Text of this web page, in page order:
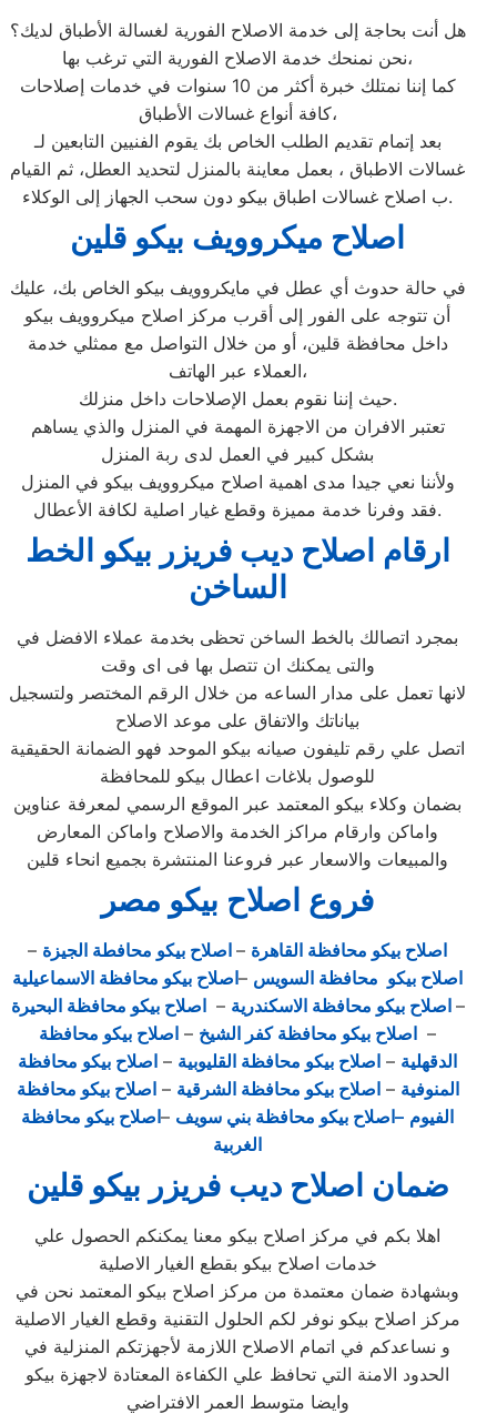
هل أنت بحاجة إلى خدمة الاصلاح الفورية لغسالة الأطباق لديك؟
نحن نمنحك خدمة الاصلاح الفورية التي ترغب بها،
كما إننا نمتلك خبرة أكثر من 10 سنوات في خدمات إصلاحات
كافة أنواع غسالات الأطباق،
بعد إتمام تقديم الطلب الخاص بك يقوم الفنيين التابعين لـ
غسالات الاطباق ، بعمل معاينة بالمنزل لتحديد العطل، ثم القيام
ب اصلاح غسالات اطباق بيكو دون سحب الجهاز إلى الوكلاء.
اصلاح ميكروويف بيكو قلين
في حالة حدوث أي عطل في مايكروويف بيكو الخاص بك، عليك
أن تتوجه على الفور إلى أقرب مركز اصلاح ميكروويف بيكو
داخل محافظة قلين، أو من خلال التواصل مع ممثلي خدمة
العملاء عبر الهاتف،
حيث إننا نقوم بعمل الإصلاحات داخل منزلك.
تعتبر الافران من الاجهزة المهمة في المنزل والذي يساهم
بشكل كبير في العمل لدى ربة المنزل
ولأننا نعي جيدا مدى اهمية اصلاح ميكروويف بيكو في المنزل
فقد وفرنا خدمة مميزة وقطع غيار اصلية لكافة الأعطال.
ارقام اصلاح ديب فريزر بيكو الخط
الساخن
بمجرد اتصالك بالخط الساخن تحظى بخدمة عملاء الافضل في
والتى يمكنك ان تتصل بها فى اى وقت
لانها تعمل على مدار الساعه من خلال الرقم المختصر ولتسجيل
بياناتك والاتفاق على موعد الاصلاح
اتصل علي رقم تليفون صيانه بيكو الموحد فهو الضمانة الحقيقية
للوصول بلاغات اعطال بيكو للمحافظة
بضمان وكلاء بيكو المعتمد عبر الموقع الرسمي لمعرفة عناوين
واماكن وارقام مراكز الخدمة والاصلاح واماكن المعارض
والمبيعات والاسعار عبر فروعنا المنتشرة بجميع انحاء قلين
فروع اصلاح بيكو مصر
اصلاح بيكو محافظة القاهرة – اصلاح بيكو محافطة الجيزة –
اصلاح بيكو محافظة السويس –اصلاح بيكو محافظة الاسماعيلية
– اصلاح بيكو محافظة الاسكندرية – اصلاح بيكو محافظة البحيرة
– اصلاح بيكو محافظة كفر الشيخ – اصلاح بيكو محافظة
الدقهلية – اصلاح بيكو محافظة القليوبية – اصلاح بيكو محافظة
المنوفية –اصلاح بيكو محافظة الشرقية –اصلاح بيكو محافظة
الفيوم –اصلاح بيكو محافظة بني سويف –اصلاح بيكو محافظة
الغربية
ضمان اصلاح ديب فريزر بيكو قلين
اهلا بكم في مركز اصلاح بيكو معنا يمكنكم الحصول علي
خدمات اصلاح بيكو بقطع الغيار الاصلية
وبشهادة ضمان معتمدة من مركز اصلاح بيكو المعتمد نحن في
مركز اصلاح بيكو نوفر لكم الحلول التقنية وقطع الغيار الاصلية
و نساعدكم في اتمام الاصلاح اللازمة لأجهزتكم المنزلية في
الحدود الامنة التي تحافظ علي الكفاءة المعتادة لاجهزة بيكو
وايضا متوسط العمر الافتراضي